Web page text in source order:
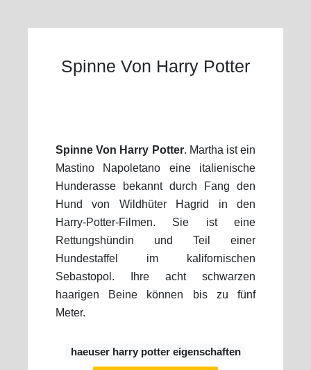
Spinne Von Harry Potter
Spinne Von Harry Potter. Martha ist ein
Mastino Napoletano eine italienische
Hunderasse bekannt durch Fang den
Hund von Wildhüter Hagrid in den
Harry-Potter-Filmen. Sie ist eine
Rettungshündin und Teil einer
Hundestaffel im kalifornischen
Sebastopol. Ihre acht schwarzen
haarigen Beine können bis zu fünf
Meter.
haeuser harry potter eigenschaften